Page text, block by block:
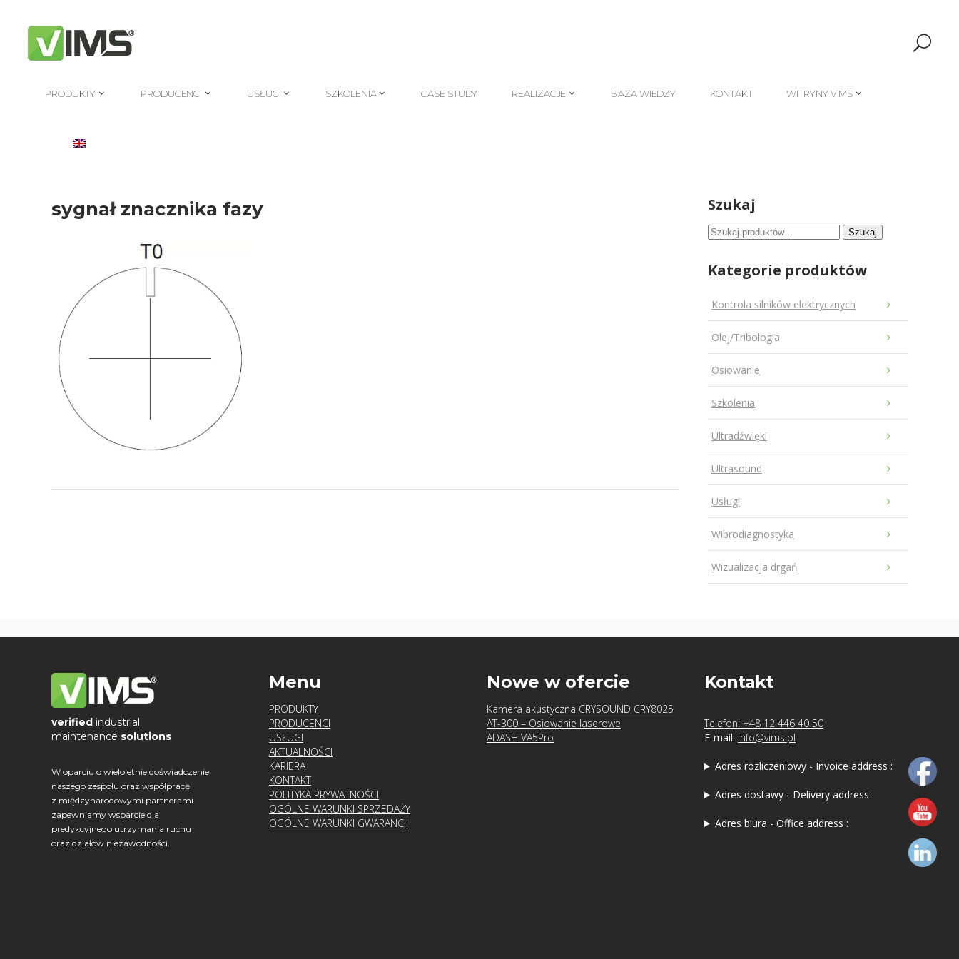
PRODUKTY
PRODUCENCI
USŁUGI
SZKOLENIA
CASE STUDY
REALIZACJE
BAZA WIEDZY
KONTAKT
WITRYNY VIMS
sygnał znacznika fazy Szukaj
Szukaj: Szukaj
Kategorie produktów
Kontrola silników elektrycznych
Olej/Tribologia
Osiowanie
Szkolenia
Ultradźwięki
Ultrasound
Usługi
Wibrodiagnostyka
Wizualizacja drgań
verified industrial
maintenance solutions
W oparciu o wieloletnie doświadczenie
naszego zespołu oraz współpracę
z międzynarodowymi partnerami
zapewniamy wsparcie dla
predykcyjnego utrzymania ruchu
oraz działów niezawodności.
Menu
PRODUKTY
PRODUCENCI
USŁUGI
AKTUALNOŚCI
KARIERA
KONTAKT
POLITYKA PRYWATNOŚCI
OGÓLNE WARUNKI SPRZEDAŻY
OGÓLNE WARUNKI GWARANCJI
Nowe w ofercie
Kamera akustyczna CRYSOUND CRY8025
AT-300 – Osiowanie laserowe
ADASH VA5Pro
Kontakt
Telefon: +48 12 446 40 50
E-mail: info@vims.pl
Adres rozliczeniowy - Invoice address :
Adres dostawy - Delivery address :
Adres biura - Office address :